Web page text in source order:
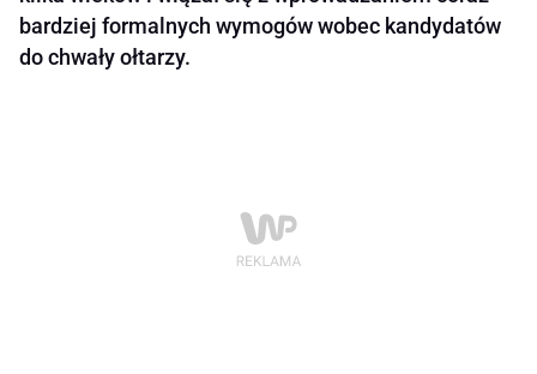
bardziej formalnych wymogów wobec kandydatów
do chwały ołtarzy.